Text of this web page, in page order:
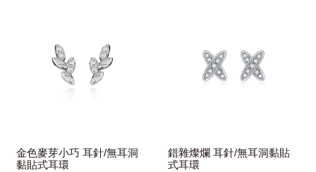
金色麥芽小巧 耳針/無耳洞
黏貼式耳環
錯雜燦爛 耳針/無耳洞黏貼
式耳環